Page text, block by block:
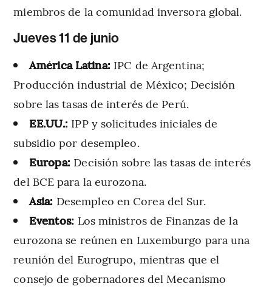
miembros de la comunidad inversora global.
Jueves 11 de junio
América Latina: IPC de Argentina;
Producción industrial de México; Decisión
sobre las tasas de interés de Perú.
EE.UU.: IPP y solicitudes iniciales de
subsidio por desempleo.
Europa: Decisión sobre las tasas de interés
del BCE para la eurozona.
Asia: Desempleo en Corea del Sur.
Eventos: Los ministros de Finanzas de la
eurozona se reúnen en Luxemburgo para una
reunión del Eurogrupo, mientras que el
consejo de gobernadores del Mecanismo